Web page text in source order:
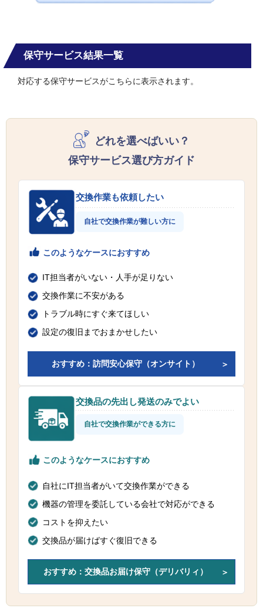
保守サービス結果一覧
対応する保守サービスがこちらに表示されます。
どれを選べばいい？
保守サービス選び方ガイド
交換作業も依頼したい
自社で交換作業が難しい方に
このようなケースにおすすめ
IT担当者がいない・人手が足りない
交換作業に不安がある
トラブル時にすぐ来てほしい
設定の復旧までおまかせしたい
おすすめ：訪問安心保守（オンサイト）
交換品の先出し発送のみでよい
自社で交換作業ができる方に
このようなケースにおすすめ
自社にIT担当者がいて交換作業ができる
機器の管理を委託している会社で対応ができる
コストを抑えたい
交換品が届けばすぐ復旧できる
おすすめ：交換品お届け保守（デリバリィ）